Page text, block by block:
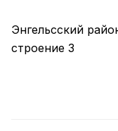
Энгельсский
строение 3